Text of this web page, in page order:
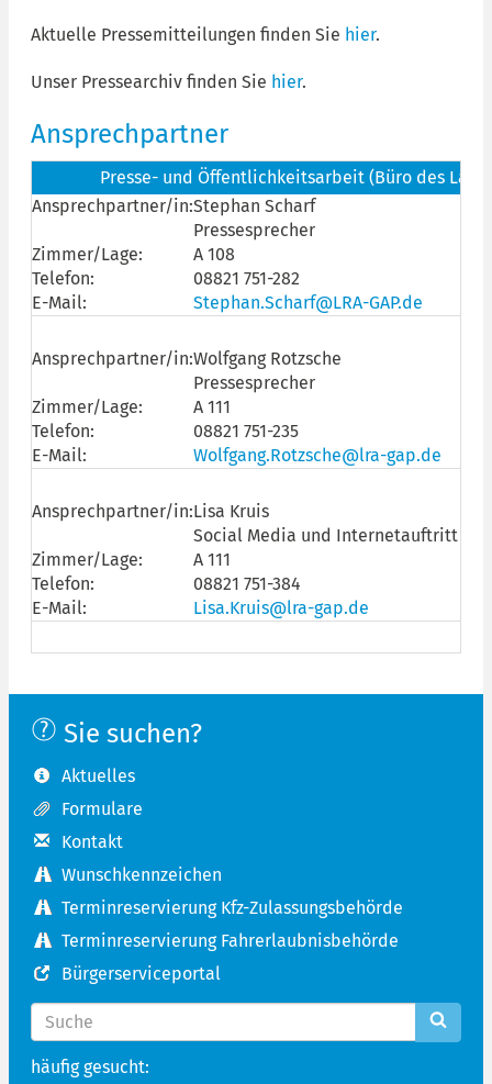
Aktuelle Pressemitteilungen finden Sie hier.
Unser Pressearchiv finden Sie hier.
Ansprechpartner
Presse- und Öffentlichkeitsarbeit (Büro des
Ansprechpartner/in:Stephan Scharf
Pressesprecher
Zimmer/Lage:
A 108
Telefon:
08821 751-282
E-Mail:
Stephan.Scharf@LRA-GAP.de
Ansprechpartner/in:Wolfgang Rotzsche
Pressesprecher
Zimmer/Lage:
A 111
Telefon:
08821 751-235
E-Mail:
Wolfgang.Rotzsche@lra-gap.de
Ansprechpartner/in:Lisa Kruis
Social Media und Internetauftritt
Zimmer/Lage:
A 111
Telefon:
08821 751-384
E-Mail:
Lisa.Kruis@lra-gap.de
Sie suchen?
Aktuelles
Formulare
Kontakt
Wunschkennzeichen
Terminreservierung Kfz-Zulassungsbehörde
Terminreservierung Fahrerlaubnisbehörde
Bürgerserviceportal
häufig gesucht: